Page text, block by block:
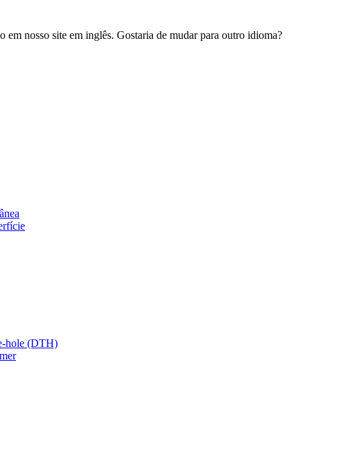
nosso site em inglês. Gostaria de mudar para outro idioma?
hole (DTH)